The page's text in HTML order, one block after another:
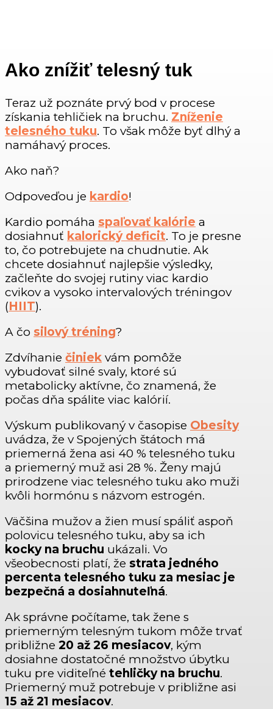
Ako znížiť telesný tuk
Teraz už poznáte prvý bod v procese
získania tehličiek na bruchu. Zníženie
telesného tuku. To však môže byť dlhý a
namáhavý proces.
Ako naň?
Odpoveďou je kardio!
Kardio pomáha spaľovať kalórie a
dosiahnuť kalorický deficit. To je presne
to, čo potrebujete na chudnutie. Ak
chcete dosiahnuť najlepšie výsledky,
začleňte do svojej rutiny viac kardio
cvikov a vysoko intervalových tréningov
(HIIT).
A čo silový tréning?
Zdvíhanie činiek vám pomôže
vybudovať silné svaly, ktoré sú
metabolicky aktívne, čo znamená, že
počas dňa spálite viac kalórií.
Výskum publikovaný v časopise Obesity
uvádza, že v Spojených štátoch má
priemerná žena asi 40 % telesného tuku
a priemerný muž asi 28 %. Ženy majú
prirodzene viac telesného tuku ako muži
kvôli hormónu s názvom estrogén.
Väčšina mužov a žien musí spáliť aspoň
polovicu telesného tuku, aby sa ich
kocky na bruchu ukázali. Vo
všeobecnosti platí, že strata jedného
percenta telesného tuku za mesiac je
bezpečná a dosiahnuteľná.
Ak správne počítame, tak žene s
priemerným telesným tukom môže trvať
približne 20 až 26 mesiacov, kým
dosiahne dostatočné množstvo úbytku
tuku pre viditeľné tehličky na bruchu.
Priemerný muž potrebuje v približne asi
15 až 21 mesiacov.